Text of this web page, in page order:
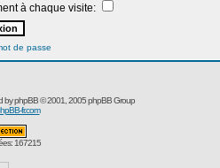
à chaque visite:
de passe
byphpBB© 2001, 2005 phpBB Group
fr.com
167215